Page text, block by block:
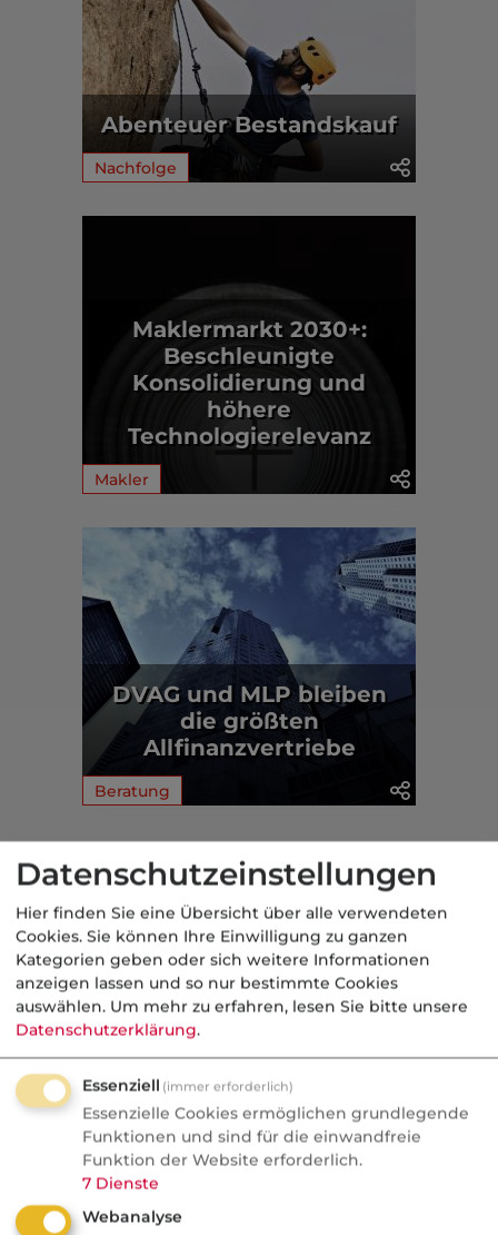
Abenteuer Bestandskauf
Nachfolge
Maklermarkt 2030+:
Beschleunigte
Konsolidierung und
höhere
Technologierelevanz
Makler
DVAG und MLP bleiben
die größten
Allfinanzvertriebe
Beratung
Makler
Nachrichten
Check24 gibt eigene
Baufinanzierungsvermittlung
auf
Deutschlands größtes Vergleichsportal
streicht ein komplettes Geschäftsfeld.
Check24 vermittelt Baufinanzierungen
künftig nicht mehr selbst, 150
Beschäftigte sind von der
Datenschutzeinstellungen
Hier finden Sie eine Übersicht über alle verwendeten
Cookies. Sie können Ihre Einwilligung zu ganzen
Kategorien geben oder sich weitere Informationen
anzeigen lassen und so nur bestimmte Cookies
auswählen. Um mehr zu erfahren, lesen Sie bitte unsere
Datenschutzerklärung.
Essenziell (immer erforderlich)
Essenzielle Cookies ermöglichen grundlegende
Funktionen und sind für die einwandfreie
Funktion der Website erforderlich.
7 Dienste
Webanalyse